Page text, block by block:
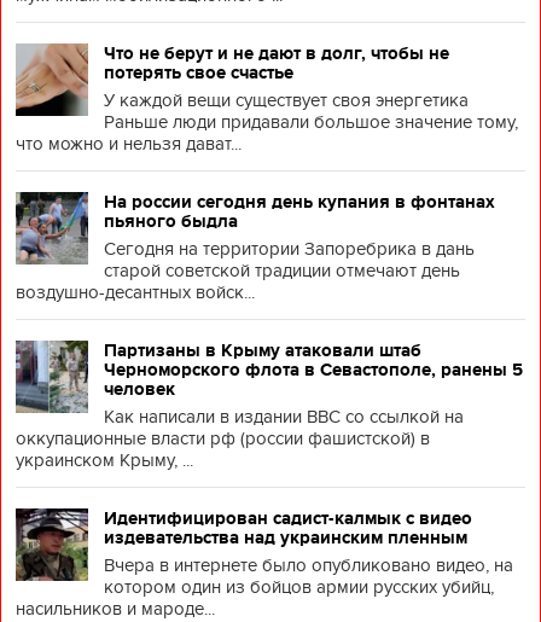
Что не берут и не дают в долг, чтобы не
потерять свое счастье
У каждой вещи существует своя энергетика
Раньше люди придавали большое значение тому,
что можно и нельзя дават...
На россии сегодня день купания в фонтанах
пьяного быдла
Сегодня на территории Запоребрика в дань
старой советской традиции отмечают день
воздушно-десантных войск...
Партизаны в Крыму атаковали штаб
Черноморского флота в Севастополе, ранены 5
человек
Как написали в издании BBC со ссылкой на
оккупационные власти рф (россии фашистской) в
украинском Крыму, ...
Идентифицирован садист-калмык с видео
издевательства над украинским пленным
Вчера в интернете было опубликовано видео, на
котором один из бойцов армии русских убийц,
насильников и мароде...